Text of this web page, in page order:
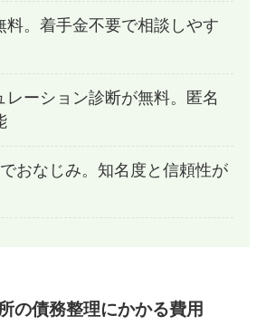
料。着手金不要で相談しやす
レーション診断が無料。匿名
おなじみ。知名度と信頼性が
の債務整理にかかる費用